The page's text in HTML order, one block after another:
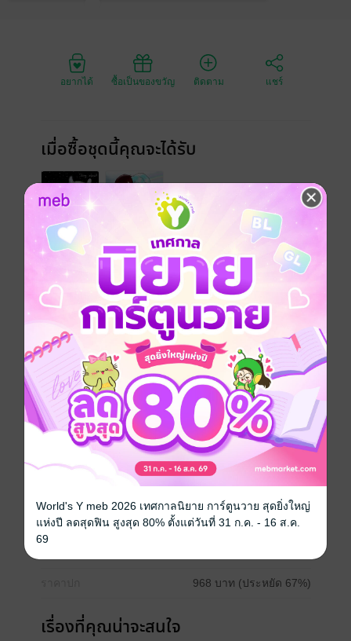
อยากได้ ซื้อเป็นของขวัญ ติดตาม แชร์
เมื่อซื้อชุดนี้คุณจะได้รับ
หนังสือเซตนี้มีทั้งหมด 2 เรื่อง คือ
ระบบทำลายโลกด้วยความรัก เล่ม 1 (2 เล่มจบ)
ระบบทำลายโลกด้วยความรัก เล่ม 2 (จบ)
Boy love / Yaoi โรแมนติก Mpreg
omegaverse
วันที่วางขาย 07 ตุลาคม 2565
968 บาท (ประหยัด 67%)
เรื่องที่คุณน่าจะสนใจ
World's Y meb 2026 เทศกาลนิยาย การ์ตูนวาย สุดยิ่งใหญ่
แห่งปี ลดสุดฟิน สูงสุด 80% ตั้งแต่วันที่ 31 ก.ค. - 16 ส.ค.
69